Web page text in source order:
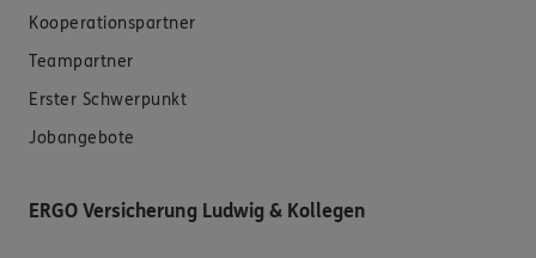
Kooperationspartner
Teampartner
Erster Schwerpunkt
Jobangebote
ERGO Versicherung Ludwig & Kollegen